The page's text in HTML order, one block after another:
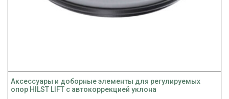
Аксессуары и доборные элементы для регулируемых
опор HILST LIFT с автокоррекцией уклона